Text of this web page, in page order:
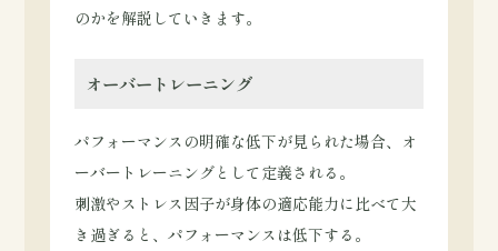
のかを解説していきます。
オーバートレーニング
パフォーマンスの明確な低下が見られた場合、オ
ーバートレーニングとして定義される。
刺激やストレス因子が身体の適応能力に比べて大
き過ぎると、パフォーマンスは低下する。